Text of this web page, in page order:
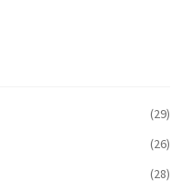
(29)
(26)
(28)